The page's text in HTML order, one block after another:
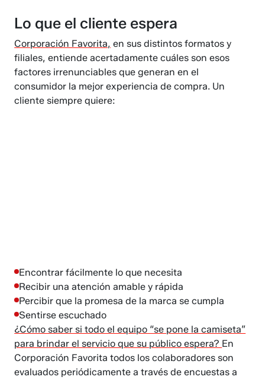
Lo que el cliente espera
Corporación Favorita, en sus distintos formatos y
filiales, entiende acertadamente cuáles son esos
factores irrenunciables que generan en el
consumidor la mejor experiencia de compra. Un
cliente siempre quiere:
Encontrar fácilmente lo que necesita
Recibir una atención amable y rápida
Percibir que la promesa de la marca se cumpla
Sentirse escuchado
¿Cómo saber si todo el equipo “se pone la camiseta”
para brindar el servicio que su público espera? En
Corporación Favorita todos los colaboradores son
evaluados periódicamente a través de encuestas a